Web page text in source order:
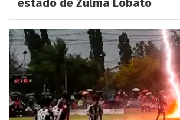
estado de Zulma Lobato